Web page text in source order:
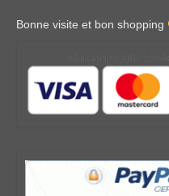
Bonne visite et bon shopping